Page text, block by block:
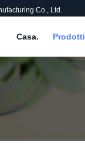
Co., Ltd.
Casa. Prodotti